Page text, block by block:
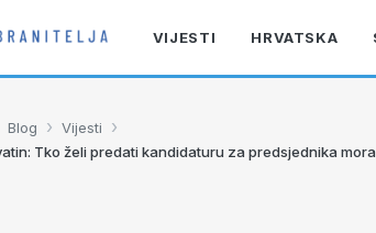
VIJESTI HRVATSKA
Blog › Vijesti ›
Tko želi predati kandidaturu za predsjednika